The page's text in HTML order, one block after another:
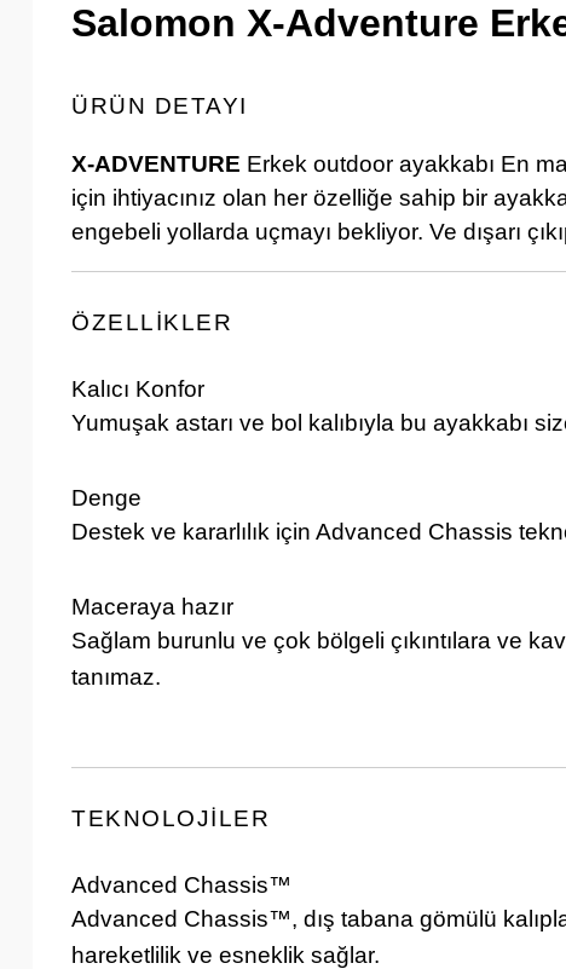
Salomon X-Adventure
ÜRÜN DETAYI
X-ADVENTURE Erkek outdoor ayakkabı En
için ihtiyacınız olan her özelliğe sahip bir
engebeli yollarda uçmayı bekliyor. Ve dışarı
ÖZELLİKLER
Kalıcı Konfor
Yumuşak astarı ve bol kalıbıyla bu ayakkabı
Denge
Destek ve kararlılık için Advanced Chassis
Maceraya hazır
Sağlam burunlu ve çok bölgeli çıkıntılara ve
tanımaz.
TEKNOLOJİLER
Advanced Chassis™
Advanced Chassis™, dış tabana gömülü
hareketlilik ve esneklik sağlar.